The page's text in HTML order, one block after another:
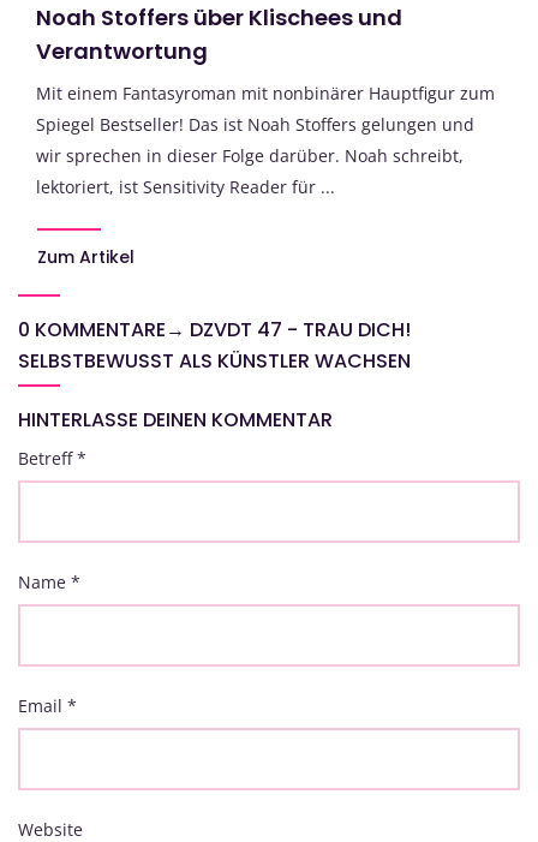
Noah Stoffers über Klischees und
Verantwortung
Mit einem Fantasyroman mit nonbinärer Hauptfigur zum
Spiegel Bestseller! Das ist Noah Stoffers gelungen und
wir sprechen in dieser Folge darüber. Noah schreibt,
lektoriert, ist Sensitivity Reader für ...
Zum Artikel
0 KOMMENTARE→ DZVDT 47 - TRAU DICH!
SELBSTBEWUSST ALS KÜNSTLER WACHSEN
HINTERLASSE DEINEN KOMMENTAR
Betreff*
Name *
Email *
Website